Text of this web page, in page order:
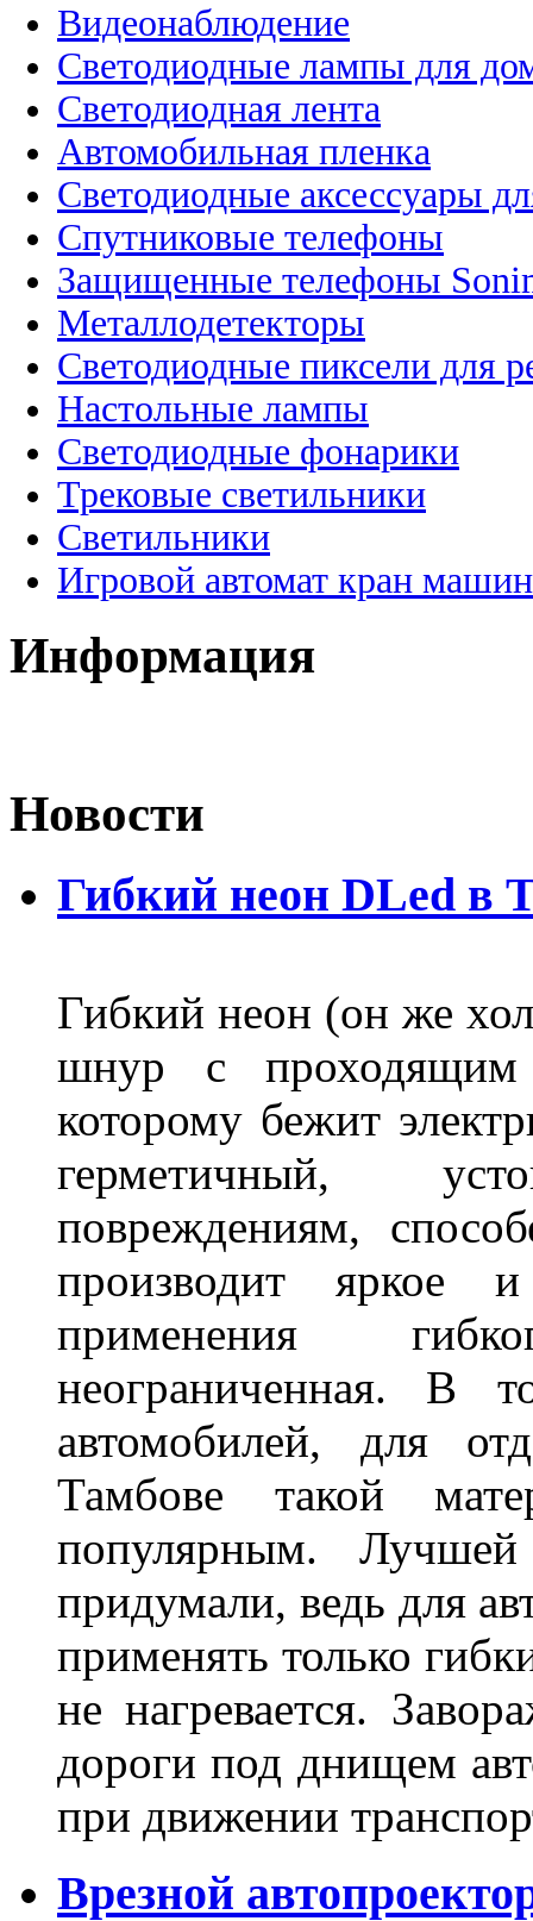
Видеонаблюдение
Светодиодные лампы для
Светодиодная лента
Автомобильная пленка
Светодиодные аксессуары
Спутниковые телефоны
Защищенные телефоны
Металлодетекторы
Светодиодные пиксели для
Настольные лампы
Светодиодные фонарики
Трековые светильники
Светильники
Игровой автомат кран
Информация
Новости
Гибкий неон DLed в
Гибкий неон (он же
шнур с
которому бежит
герметичный,
повреждениям,
производит яркое
применения
неограниченная.
автомобилей, для
Тамбове такой
популярным.
придумали, ведь для
применять только
не нагревается.
дороги под днищем
при движении
Врезной